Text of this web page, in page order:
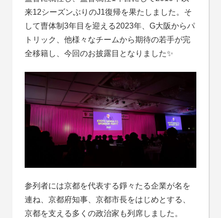
来12シーズンぶりのJ1復帰を果たしました。そ
して曺体制3年目を迎える2023年、G大阪からパ
トリック、他様々なチームから期待の若手が完
全移籍し、今回のお披露目となりました✨
参列者には京都を代表する錚々たる企業が名を
連ね、京都府知事、京都市長をはじめとする、
京都を支える多くの政治家も列席しました。